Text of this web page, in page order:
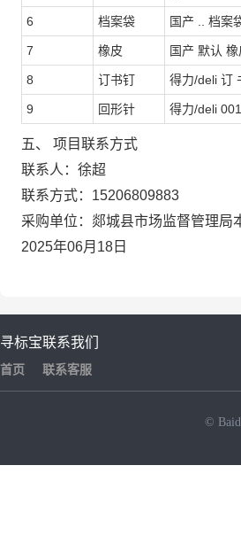
6 档案袋 国产 .. 档案
7 橡皮 国产 默认 橡
8 订书钉 得力/deli 订
9 回形针 得力/deli
五、 项目联系方式
联系人：徐超
联系方式：15206809883
采购单位：郯城县市场监督管理局
2025年06月18日
寻标宝
首页
联系我们
联系客服
©